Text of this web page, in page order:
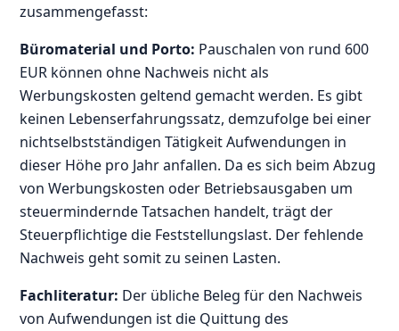
zusammengefasst:
Büromaterial und Porto: Pauschalen von rund 600
EUR können ohne Nachweis nicht als
Werbungskosten geltend gemacht werden. Es gibt
keinen Lebenserfahrungssatz, demzufolge bei einer
nichtselbstständigen Tätigkeit Aufwendungen in
dieser Höhe pro Jahr anfallen. Da es sich beim Abzug
von Werbungskosten oder Betriebsausgaben um
steuermindernde Tatsachen handelt, trägt der
Steuerpflichtige die Feststellungslast. Der fehlende
Nachweis geht somit zu seinen Lasten.
Fachliteratur: Der übliche Beleg für den Nachweis
von Aufwendungen ist die Quittung des